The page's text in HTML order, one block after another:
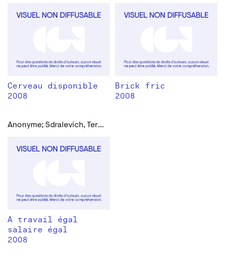
Cerveau disponible
2008
Brick fric
2008
Anonyme; Sdralevich, Teresa
A travail égal
salaire égal
2008